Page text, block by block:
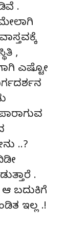
.
,
ಎಷ್ಟೋ
..?
.
ಬದುಕಿಗೆ
ಇಲ್ಲ .!